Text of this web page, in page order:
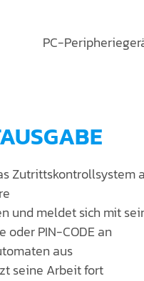
PC-
Zutrittskontrollsystem
und meldet sich mit
oder PIN-CODE an
aus
seine Arbeit fort